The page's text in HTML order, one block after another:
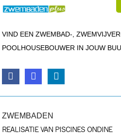
VIND EEN ZWEMBAD-,
POOLHOUSEBOUWER IN JOUW
ZWEMBADEN
REALISATIE VAN PISCINES ONDINE